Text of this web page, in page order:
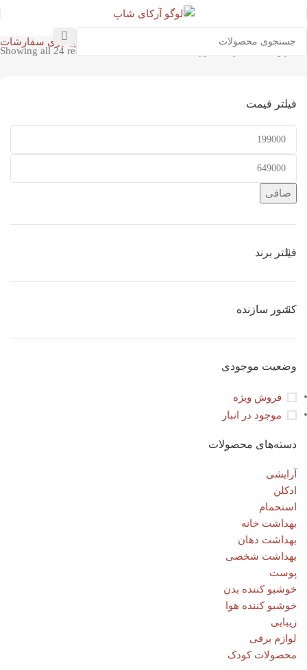
پیگیری سفارشات
پوست اسکراب صورت Showing all 24 results
فیلتر قیمت
صافی
فیلتر برند
کشور سازنده
وضعیت موجودی
فروش ویژه
موجود در انبار
دسته‌های محصولات
آرایشی
ادکلن
استحمام
بهداشت خانه
بهداشت دهان
بهداشت شخصی
پوست
خوشبو کننده بدن
خوشبو کننده هوا
زیبایی
لوازم برقی
محصولات کودک